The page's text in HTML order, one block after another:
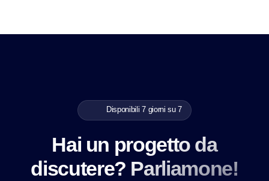
Disponibili 7 giorni su 7
Hai un progetto da
discutere? Parliamone!